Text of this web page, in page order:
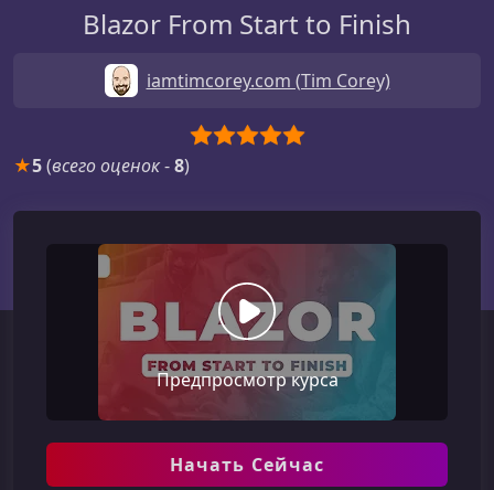
Blazor From Start to Finish
iamtimcorey.com (Tim Corey)
★5(всего оценок-8)
Предпросмотр курса
Начать Сейчас